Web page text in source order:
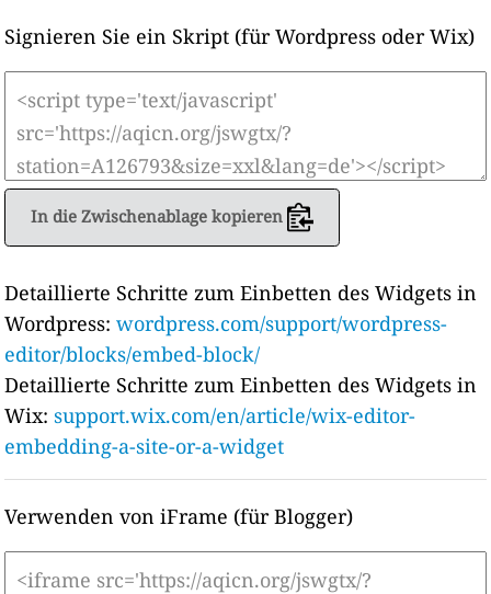
Signieren Sie ein Skript (für Wordpress oder Wix)
In die Zwischenablage kopieren
Detaillierte Schritte zum Einbetten des Widgets in
Wordpress: wordpress.com/support/wordpress-
editor/blocks/embed-block/
Detaillierte Schritte zum Einbetten des Widgets in
Wix: support.wix.com/en/article/wix-editor-
embedding-a-site-or-a-widget
Verwenden von iFrame (für Blogger)